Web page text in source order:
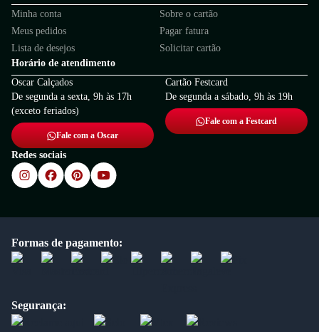
Minha conta
Meus pedidos
Lista de desejos
Sobre o cartão
Pagar fatura
Solicitar cartão
Horário de atendimento
Oscar Calçados
De segunda a sexta, 9h às 17h
(exceto feriados)
Fale com a Oscar
Cartão Festcard
De segunda a sábado, 9h às 19h
Fale com a Festcard
Redes sociais
Formas de pagamento:
Segurança: